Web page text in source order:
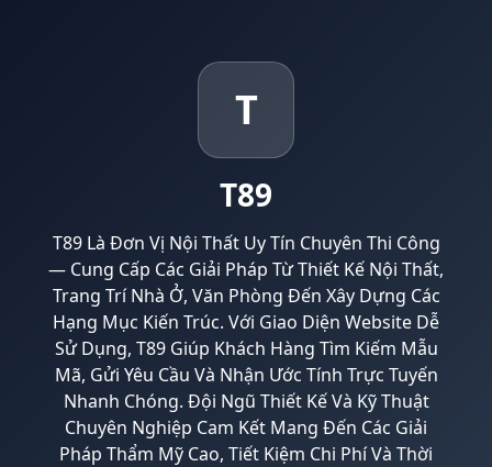
T
T89
T89 Là Đơn Vị Nội Thất Uy Tín Chuyên Thi Công
— Cung Cấp Các Giải Pháp Từ Thiết Kế Nội Thất,
Trang Trí Nhà Ở, Văn Phòng Đến Xây Dựng Các
Hạng Mục Kiến Trúc. Với Giao Diện Website Dễ
Sử Dụng, T89 Giúp Khách Hàng Tìm Kiếm Mẫu
Mã, Gửi Yêu Cầu Và Nhận Ước Tính Trực Tuyến
Nhanh Chóng. Đội Ngũ Thiết Kế Và Kỹ Thuật
Chuyên Nghiệp Cam Kết Mang Đến Các Giải
Pháp Thẩm Mỹ Cao, Tiết Kiệm Chi Phí Và Thời